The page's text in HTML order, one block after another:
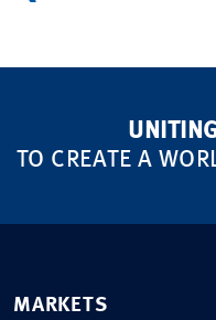
TO CREATE A
MARKETS